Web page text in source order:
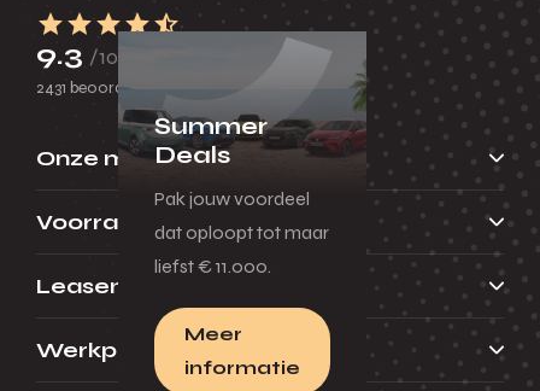
Summer
Deals
Pak jouw voordeel
dat oploopt tot maar
liefst € 11.000.
Meer
informatie
9.3 /10
2431 beoordelingen
Onze merken
Voorraad
Leasen
Werkplaats